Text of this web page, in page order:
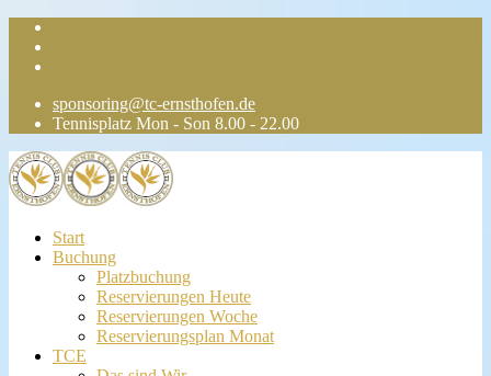
sponsoring@tc-ernsthofen.de
Tennisplatz Mon - Son 8.00 - 22.00
Start
Buchung
Platzbuchung
Reservierungen Heute
Reservierungen Woche
Reservierungsplan Monat
TCE